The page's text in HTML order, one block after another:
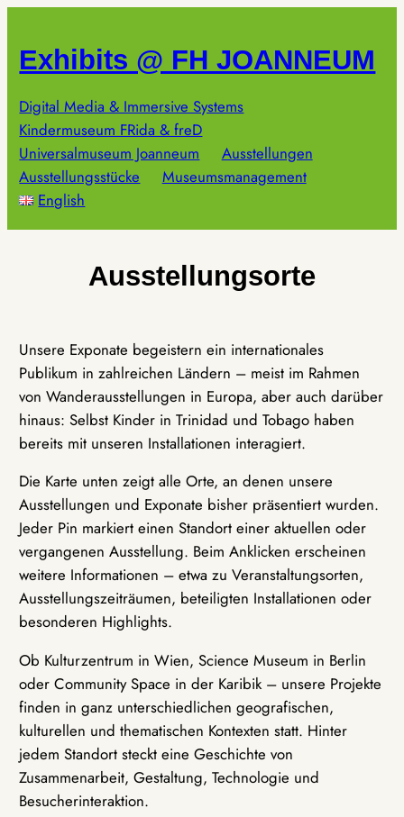
springen
Exhibits @ FH JOANNEUM
Digital Media & Immersive Systems
Kindermuseum FRida & freD
Universalmuseum Joanneum
Ausstellungen
Ausstellungsstücke
Museumsmanagement
English
Ausstellungsorte
Unsere Exponate begeistern ein internationales
Publikum in zahlreichen Ländern – meist im Rahmen
von Wanderausstellungen in Europa, aber auch darüber
hinaus: Selbst Kinder in Trinidad und Tobago haben
bereits mit unseren Installationen interagiert.
Die Karte unten zeigt alle Orte, an denen unsere
Ausstellungen und Exponate bisher präsentiert wurden.
Jeder Pin markiert einen Standort einer aktuellen oder
vergangenen Ausstellung. Beim Anklicken erscheinen
weitere Informationen – etwa zu Veranstaltungsorten,
Ausstellungszeiträumen, beteiligten Installationen oder
besonderen Highlights.
Ob Kulturzentrum in Wien, Science Museum in Berlin
oder Community Space in der Karibik – unsere Projekte
finden in ganz unterschiedlichen geografischen,
kulturellen und thematischen Kontexten statt. Hinter
jedem Standort steckt eine Geschichte von
Zusammenarbeit, Gestaltung, Technologie und
Besucherinteraktion.